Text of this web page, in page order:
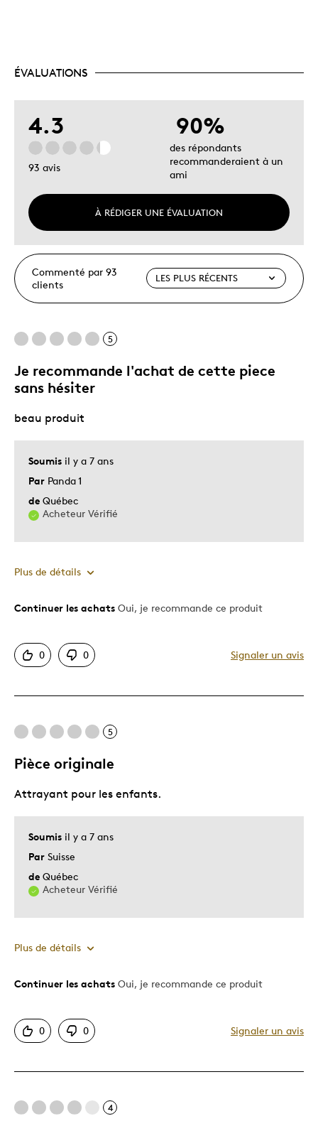
ÉVALUATIONS
4.3
93 avis
À RÉDIGER UNE ÉVALUATION
90%
des répondants
recommanderaient à un
ami
Commenté par 93
clients
5
Je recommande l'achat de cette piece
sans hésiter
Soumis il y a 7 ans
Par Panda 1
de Québec
Acheteur Vérifié
beau produit
Plus de détails
Le pour
Motif attrayant
Très bonne qualité
Les meilleures utilisations
Cadeau pour enfant
Décrivez-vous
Continuer les achats Oui, je recommande ce produit
0 0 Signaler un avis
5
Pièce originale
Soumis il y a 7 ans
Par Suisse
de Québec
Acheteur Vérifié
Attrayant pour les enfants.
Plus de détails
Le pour
Original
Continuer les achats Oui, je recommande ce produit
0 0 Signaler un avis
4